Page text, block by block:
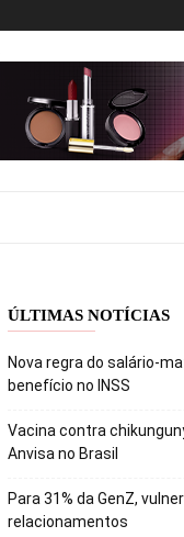
ÚLTIMAS NOTÍCIAS
Nova regra do salário-
benefício no INSS
Vacina contra
Anvisa no Brasil
Para 31% da GenZ,
relacionamentos